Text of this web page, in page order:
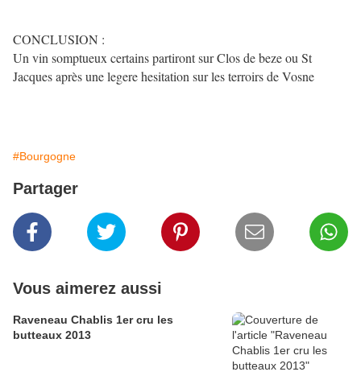
CONCLUSION :
Un vin somptueux certains partiront sur Clos de beze ou St
Jacques après une legere hesitation sur les terroirs de Vosne
#Bourgogne
Partager
Vous aimerez aussi
Raveneau Chablis 1er cru les
butteaux 2013